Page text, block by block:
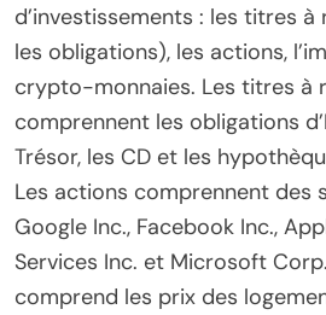
d’investissements : les titres
les obligations), les actions,
crypto-monnaies. Les titres à
comprennent les obligations
Trésor, les CD et les
Les actions comprennent des
Google Inc., Facebook Inc.,
Services Inc. et Microsoft
comprend les prix des